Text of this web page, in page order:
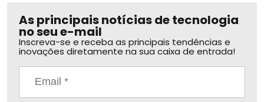
As principais notícias de tecnologia
no seu e-mail
Inscreva-se e receba as principais tendências e
inovações diretamente na sua caixa de entrada!